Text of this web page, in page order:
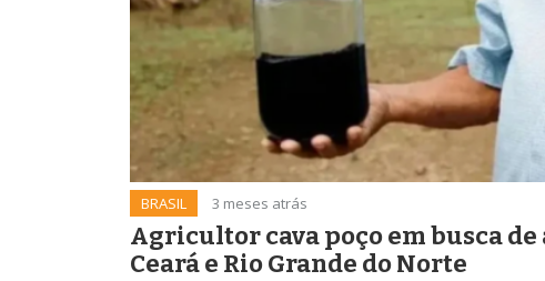
BRASIL 3 meses atrás
Agricultor cava poço em busca
Ceará e Rio Grande do Norte